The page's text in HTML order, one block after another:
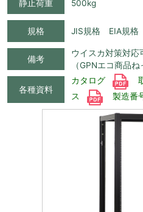
静止荷重 500kg
規格 JIS規格 EIA規格
備考
ウイスカ対策対
（GPNエコ商品ね
各種資料
カタログ
ス
製造番